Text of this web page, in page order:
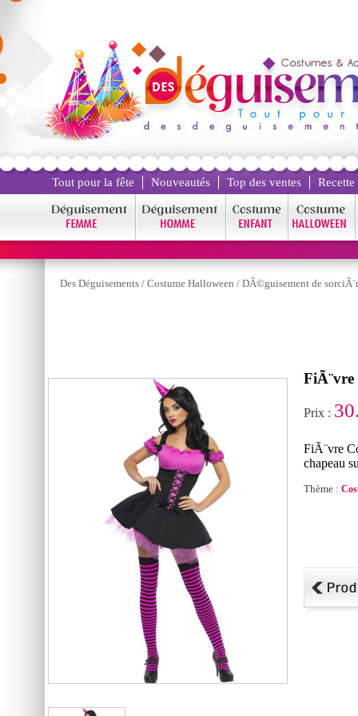
Tout pour la fête Nouveautés Top des ventes
Des Déguisements / Costume Halloween / DÃ©guisement de
FiÃ¨vre
Prix :
FiÃ¨vre
chapeau
Thème :